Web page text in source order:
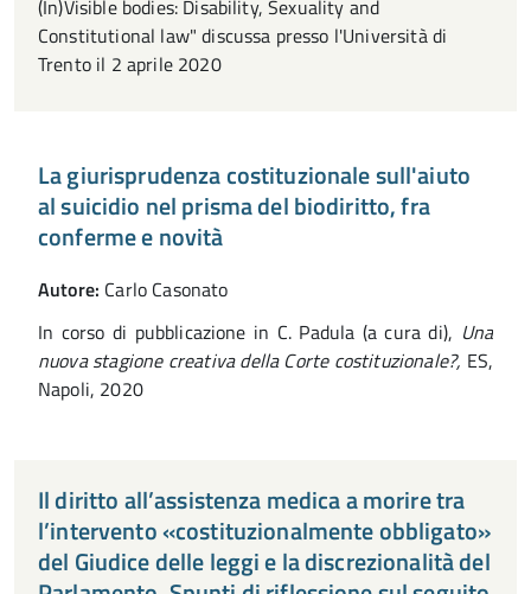
(In)Visible bodies: Disability, Sexuality and
Constitutional law" discussa presso l'Università di
Trento il 2 aprile 2020
La giurisprudenza costituzionale sull'aiuto
al suicidio nel prisma del biodiritto, fra
conferme e novità
Autore: Carlo Casonato
In corso di pubblicazione in C. Padula (a cura di), Una
nuova stagione creativa della Corte costituzionale?, ES,
Napoli, 2020
Il diritto all’assistenza medica a morire tra
l’intervento «costituzionalmente obbligato»
del Giudice delle leggi e la discrezionalità del